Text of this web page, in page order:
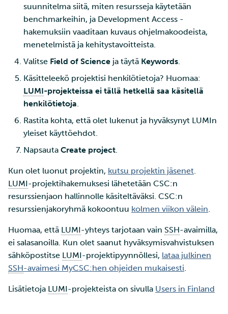
suunnitelma siitä, miten resursseja käytetään
benchmarkeihin, ja Development Access -
hakemuksiin vaaditaan kuvaus ohjelmakoodeista,
menetelmistä ja kehitystavoitteista.
Valitse Field of Science ja täytä Keywords
Käsitteleekö projektisi henkilötietoja? Huomaa:
LUMI-projekteissa ei tällä hetkellä saa käsitellä
henkilötietoja
Rastita kohta, että olet lukenut ja hyväksynyt LUMIn
yleiset käyttöehdot.
Napsauta Create project
Kun olet luonut projektin, kutsu projektin jäsenet
LUMI-projektihakemuksesi lähetetään CSC:n
resurssienjaon hallinnolle käsiteltäväksi. CSC:n
resurssienjakoryhmä kokoontuu kolmen viikon välein
Huomaa, että LUMI-yhteys tarjotaan vain SSH-avaimilla,
ei salasanoilla. Kun olet saanut hyväksymisvahvistuksen
sähköpostitse LUMI-projektipyynnöllesi, lataa julkinen
SSH-avaimesi MyCSC:hen ohjeiden mukaisesti
Lisätietoja LUMI-projekteista on sivulla Users in Finland